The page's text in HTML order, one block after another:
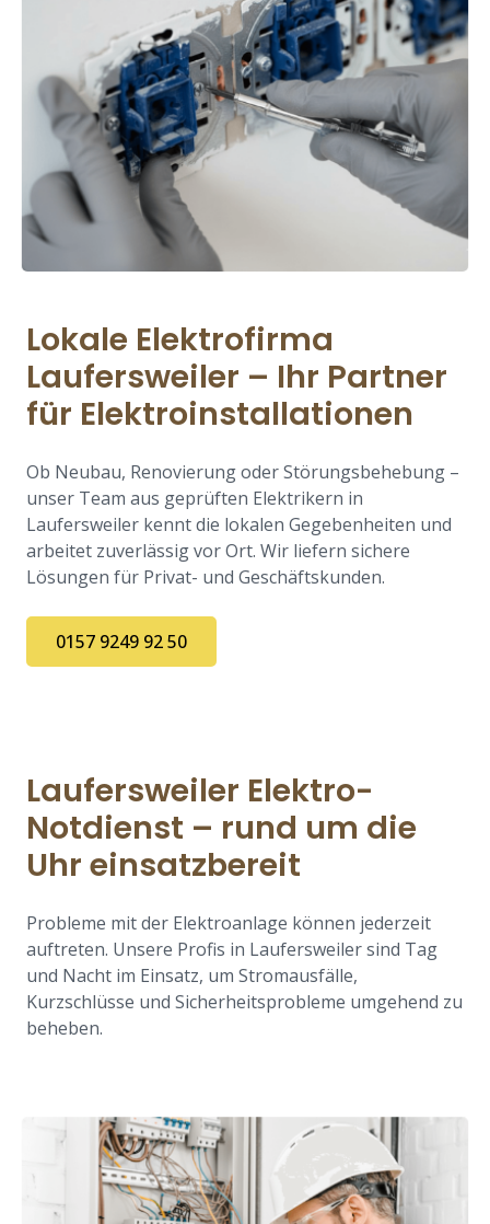
Lokale Elektrofirma
Laufersweiler – Ihr Partner
für Elektroinstallationen
Ob Neubau, Renovierung oder Störungsbehebung –
unser Team aus geprüften Elektrikern in
Laufersweiler kennt die lokalen Gegebenheiten und
arbeitet zuverlässig vor Ort. Wir liefern sichere
Lösungen für Privat- und Geschäftskunden.
0157 9249 92 50
Laufersweiler Elektro-
Notdienst – rund um die
Uhr einsatzbereit
Probleme mit der Elektroanlage können jederzeit
auftreten. Unsere Profis in Laufersweiler sind Tag
und Nacht im Einsatz, um Stromausfälle,
Kurzschlüsse und Sicherheitsprobleme umgehend zu
beheben.